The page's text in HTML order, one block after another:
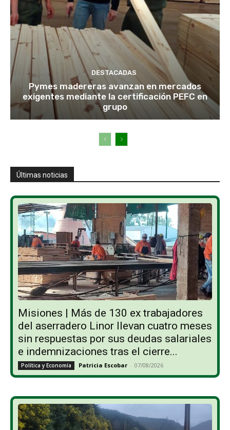
DESTACADAS
Pymes madereras avanzan en mercados
exigentes mediante la certificación PEFC en
grupo
Últimas noticias
Misiones | Más de 130 ex trabajadores
del aserradero Linor llevan cuatro meses
sin respuestas por sus deudas salariales
e indemnizaciones tras el cierre...
Política y Economía Patricia Escobar - 07/08/2026